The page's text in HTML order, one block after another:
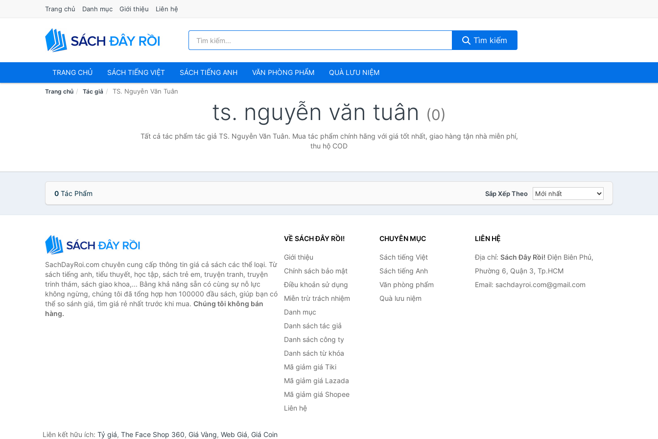
Trang chủ Danh mục Giới thiệu Liên hệ
Tìm kiếm
TRANG CHỦ SÁCH TIẾNG VIỆT SÁCH TIẾNG ANH VĂN PHÒNG PHẨM QUÀ LƯU NIỆM
Trang chủ Tác giả TS. Nguyễn Văn Tuân
ts. nguyễn văn tuân (0)
Tất cả tác phẩm tác giả TS. Nguyễn Văn Tuân. Mua tác phẩm chính hãng với giá tốt nhất, giao hàng tận nhà miễn phí,
thu hộ COD
0 Tác Phẩm Sắp Xếp Theo
SachDayRoi.com chuyên cung cấp thông tin giá cả sách các thể loại. Từ
sách tiếng anh, tiểu thuyết, học tập, sách trẻ em, truyện tranh, truyện
trinh thám, sách giao khoa,... Bằng khả năng sẵn có cùng sự nỗ lực
không ngừng, chúng tôi đã tổng hợp hơn 100000 đầu sách, giúp bạn có
thể so sánh giá, tìm giá rẻ nhất trước khi mua. Chúng tôi không bán
hàng.
VỀ SÁCH ĐÂY RỒI!
Giới thiệu
Chính sách bảo mật
Điều khoản sử dụng
Miễn trừ trách nhiệm
Danh mục
Danh sách tác giả
Danh sách công ty
Danh sách từ khóa
Mã giảm giá Tiki
Mã giảm giá Lazada
Mã giảm giá Shopee
Liên hệ
CHUYÊN MỤC
Sách tiếng Việt
Sách tiếng Anh
Văn phòng phẩm
Quà lưu niệm
LIÊN HỆ
Địa chỉ: Sách Đây Rồi! Điện Biên Phủ,
Phường 6, Quận 3, Tp.HCM
Email: sachdayroi.com@gmail.com
Liên kết hữu ích: Tỷ giá, The Face Shop 360, Giá Vàng, Web Giá, Giá Coin